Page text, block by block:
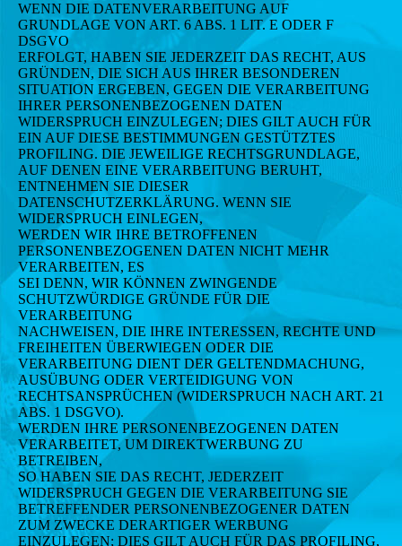
WENN DIE DATENVERARBEITUNG AUF
GRUNDLAGE VON ART. 6 ABS. 1 LIT. E ODER F
DSGVO
ERFOLGT, HABEN SIE JEDERZEIT DAS RECHT, AUS
GRÜNDEN, DIE SICH AUS IHRER BESONDEREN
SITUATION ERGEBEN, GEGEN DIE VERARBEITUNG
IHRER PERSONENBEZOGENEN DATEN
WIDERSPRUCH EINZULEGEN; DIES GILT AUCH FÜR
EIN AUF DIESE BESTIMMUNGEN GESTÜTZTES
PROFILING. DIE JEWEILIGE RECHTSGRUNDLAGE,
AUF DENEN EINE VERARBEITUNG BERUHT,
ENTNEHMEN SIE DIESER
DATENSCHUTZERKLÄRUNG. WENN SIE
WIDERSPRUCH EINLEGEN,
WERDEN WIR IHRE BETROFFENEN
PERSONENBEZOGENEN DATEN NICHT MEHR
VERARBEITEN, ES
SEI DENN, WIR KÖNNEN ZWINGENDE
SCHUTZWÜRDIGE GRÜNDE FÜR DIE
VERARBEITUNG
NACHWEISEN, DIE IHRE INTERESSEN, RECHTE UND
FREIHEITEN ÜBERWIEGEN ODER DIE
VERARBEITUNG DIENT DER GELTENDMACHUNG,
AUSÜBUNG ODER VERTEIDIGUNG VON
RECHTSANSPRÜCHEN (WIDERSPRUCH NACH ART. 21
ABS. 1 DSGVO).
WERDEN IHRE PERSONENBEZOGENEN DATEN
VERARBEITET, UM DIREKTWERBUNG ZU
BETREIBEN,
SO HABEN SIE DAS RECHT, JEDERZEIT
WIDERSPRUCH GEGEN DIE VERARBEITUNG SIE
BETREFFENDER PERSONENBEZOGENER DATEN
ZUM ZWECKE DERARTIGER WERBUNG
EINZULEGEN; DIES GILT AUCH FÜR DAS PROFILING,